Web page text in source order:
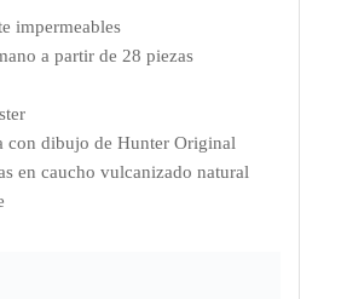
impermeables
a partir de 28 piezas
con dibujo de Hunter Original
en caucho vulcanizado natural